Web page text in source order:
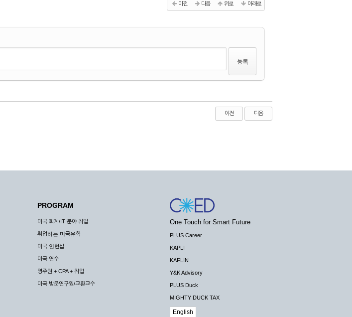
이전 다음 위로 아래로
이전 다음
PROGRAM
미국 회계/IT 분야 취업
취업하는 미국유학
미국 인턴십
미국 연수
영주권 + CPA + 취업
미국 방문연구원/교환교수
One Touch for Smart Future
PLUS Career
KAPLI
KAFLIN
Y&K Advisory
PLUS Duck
MIGHTY DUCK TAX
English